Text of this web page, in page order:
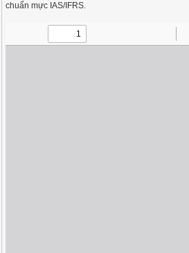
chuẩn mực IAS/IFRS.